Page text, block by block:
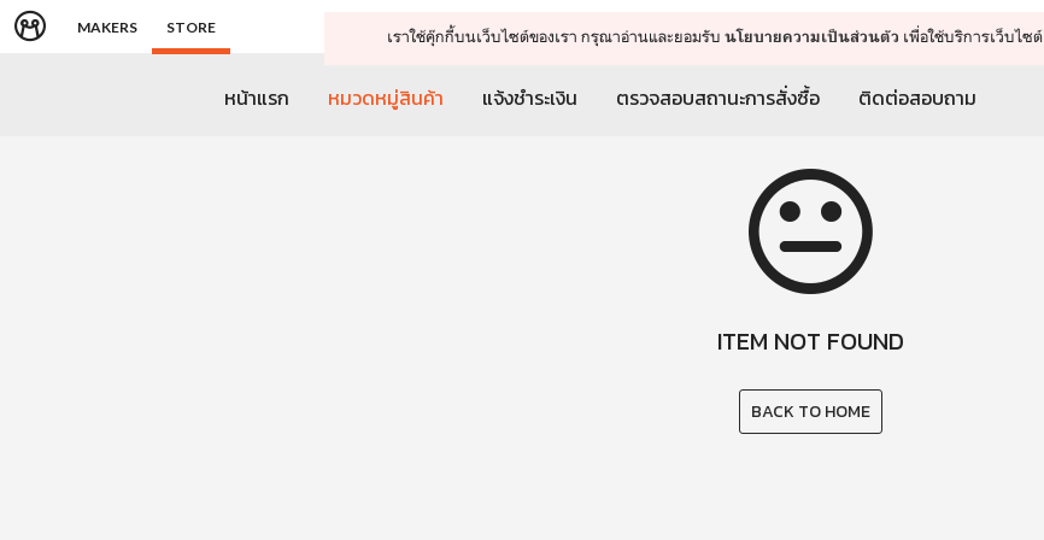
จัดการรถเข็น ดำเนินการต่อ
MAKERS STORE เราใช้คุ๊กกี้บนเว็บไซต์ของเรา กรุณาอ่านและยอมรับนโยบายความเป็นส่วนตัว เพื่อใช้บริการเว็บไซต์
หน้าแรก หมวดหมู่สินค้า แจ้งชำระเงิน ตรวจสอบสถานะการสั่งซื้อ ติดต่อสอบถาม
ITEM NOT FOUND
BACK TO HOME